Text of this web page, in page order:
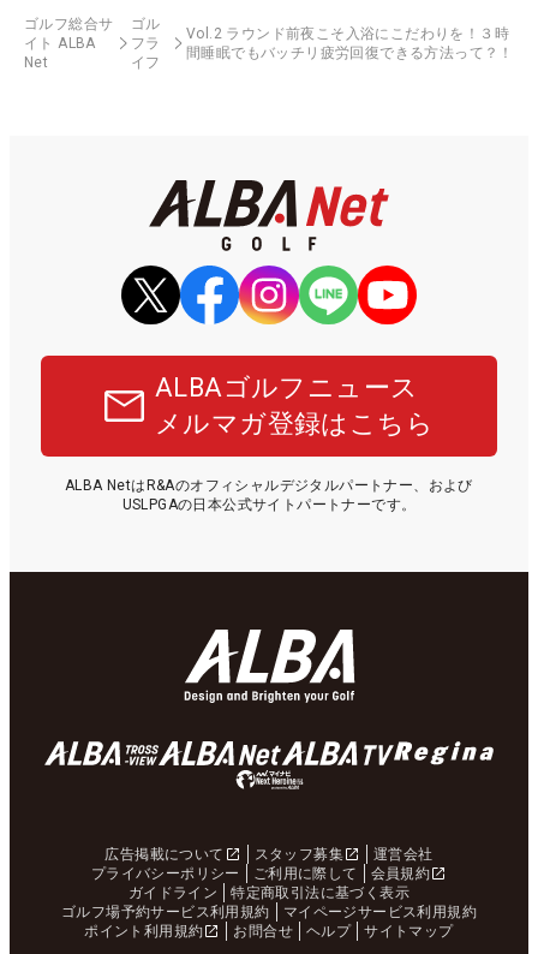
ゴルフ総合サ
イト ALBA
Net
ゴル
フラ
イフ
Vol.2 ラウンド前夜こそ入浴にこだわりを！３時
間睡眠でもバッチリ疲労回復できる方法って？！
ALBAゴルフニュース
メルマガ登録はこちら
ALBA NetはR&Aのオフィシャルデジタルパートナー、および
USLPGAの日本公式サイトパートナーです。
広告掲載について スタッフ募集
運営会社
プライバシーポリシー
ご利用に際して
会員規約
ガイドライン
特定商取引法に基づく表示
ゴルフ場予約サービス利用規約
マイページサービス利用規約
ポイント利用規約
お問合せ ヘルプ サイトマップ